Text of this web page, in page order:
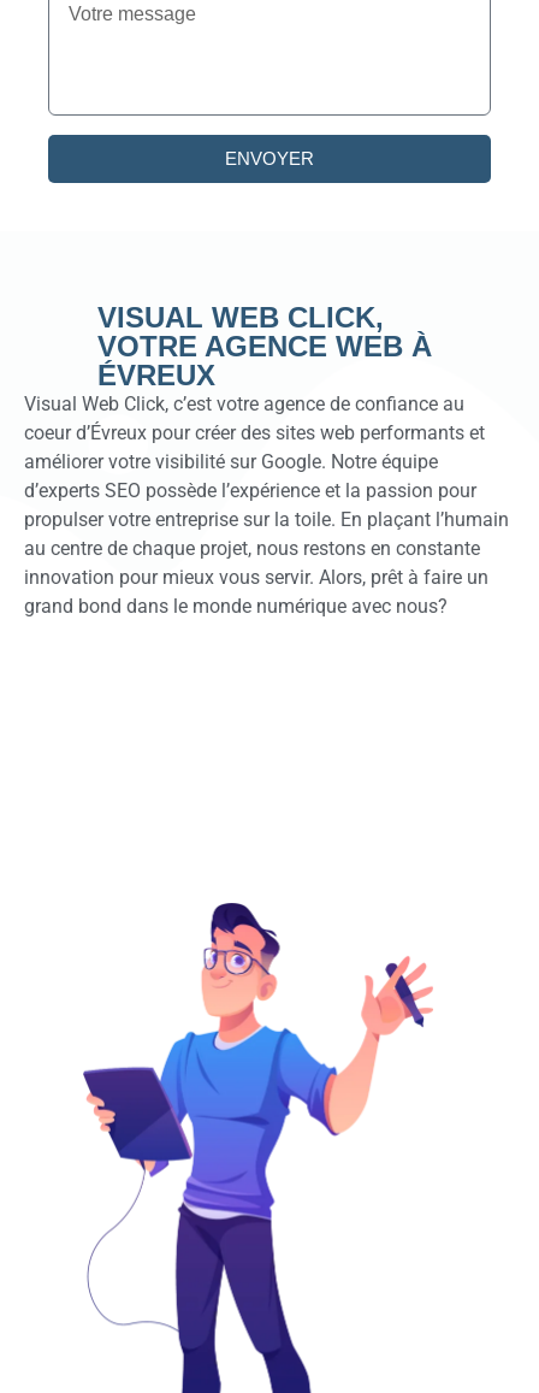
ENVOYER
VISUAL WEB CLICK,
VOTRE AGENCE WEB À
ÉVREUX
Visual Web Click, c’est votre agence de confiance au
coeur d’Évreux pour créer des sites web performants et
améliorer votre visibilité sur Google. Notre équipe
d’experts SEO possède l’expérience et la passion pour
propulser votre entreprise sur la toile. En plaçant l’humain
au centre de chaque projet, nous restons en constante
innovation pour mieux vous servir. Alors, prêt à faire un
grand bond dans le monde numérique avec nous?